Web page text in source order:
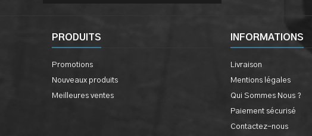
PRODUITS
Promotions
Nouveaux produits
Meilleures ventes
INFORMATIONS
Livraison
Mentions légales
Qui Sommes Nous ?
Paiement sécurisé
Contactez-nous